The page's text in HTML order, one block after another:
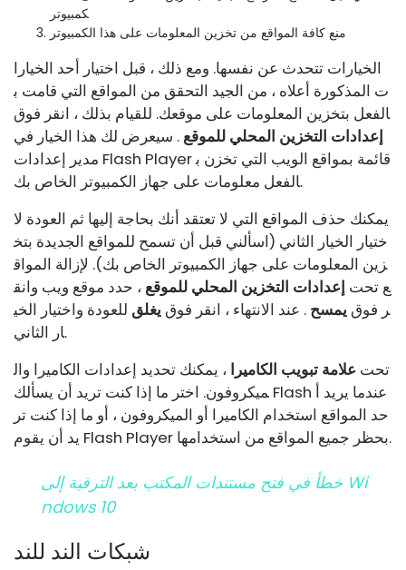
كمبيوتر
منع كافة المواقع من تخزين المعلومات على هذا الكمبيوتر
الخيارات تتحدث عن نفسها. ومع ذلك ، قبل اختيار أحد الخيارا
ت المذكورة أعلاه ، من الجيد التحقق من المواقع التي قامت ب
الفعل بتخزين المعلومات على موقعك. للقيام بذلك ، انقر فوق
إعدادات التخزين المحلي للموقع . سيعرض لك هذا الخيار في
مدير إعدادات Flash Player قائمة بمواقع الويب التي تخزن ب
الفعل معلومات على جهاز الكمبيوتر الخاص بك.
يمكنك حذف المواقع التي لا تعتقد أنك بحاجة إليها ثم العودة لا
ختيار الخيار الثاني (اسألني قبل أن تسمح للمواقع الجديدة بتخ
زين المعلومات على جهاز الكمبيوتر الخاص بك). لإزالة المواق
ع تحت إعدادات التخزين المحلي للموقع ، حدد موقع ويب وانق
ر فوق يمسح . عند الانتهاء ، انقر فوق يغلق للعودة واختيار الخي
ار الثاني.
تحت علامة تبويب الكاميرا ، يمكنك تحديد إعدادات الكاميرا وال
ميكروفون. اختر ما إذا كنت تريد أن يسألك Flash عندما يريد أ
حد المواقع استخدام الكاميرا أو الميكروفون ، أو ما إذا كنت تر
يد أن يقوم Flash Player بحظر جميع المواقع من استخدامها.
خطأ في فتح مستندات المكتب بعد الترقية إلى Wi
Ndows 10
شبكات الند للند